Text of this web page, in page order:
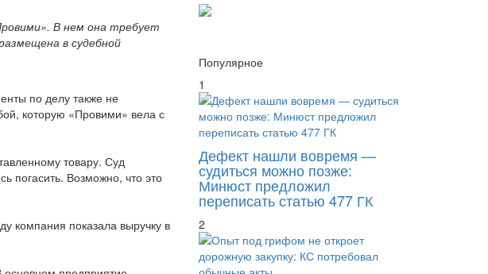
В нем она требует
в судебной
по делу также не
которую «Провими» вела с
товару. Суд
погасить. Возможно, что это
компания показала выручку в
Популярное
1
Дефект нашли вовремя —
судиться можно позже:
Минюст предложил
переписать статью 477 ГК
2